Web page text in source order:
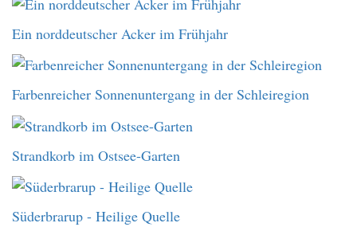
Ein norddeutscher Acker im Frühjahr
Farbenreicher Sonnenuntergang in der Schleiregion
Strandkorb im Ostsee-Garten
Süderbrarup - Heilige Quelle